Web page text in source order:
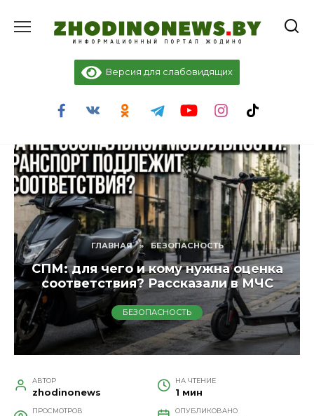
содержанию
Версия для слабовидящих
ГЛАВНАЯ » БЕЗОПАСНОСТЬ
СПМ: для чего и кому нужна оценка
соответствия? Рассказали в МЧС
БЕЗОПАСНОСТЬ
АВТОР
zhodinonews
НА ЧТЕНИЕ
1 мин
ПРОСМОТРОВ ОПУБЛИКОВАНО